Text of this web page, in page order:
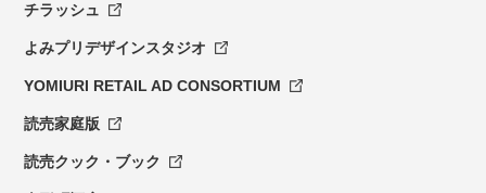
チラッシュ
よみプリデザインスタジオ
YOMIURI RETAIL AD CONSORTIUM
読売家庭版
読売クック・ブック